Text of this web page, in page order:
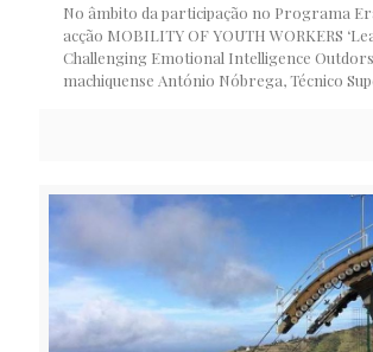
No âmbito da participação no Programa
acção MOBILITY OF YOUTH WORKERS
Challenging Emotional Intelligence
machiquense António Nóbrega, Técnico